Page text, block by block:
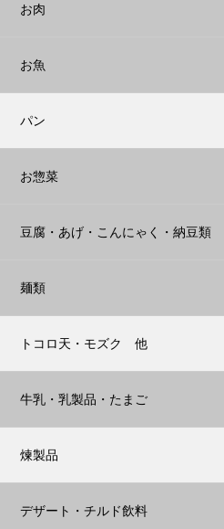
お肉
お魚
パン
お惣菜
豆腐・あげ・こんにゃく・納豆類
麺類
トコロ天・モズク 他
牛乳・乳製品・たまご
煉製品
デザート・チルド飲料